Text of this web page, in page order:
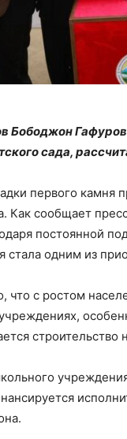
Бободжон
сада,
первого камня
Как сообщает
постоянной
стала одним из
что с ростом
строительство